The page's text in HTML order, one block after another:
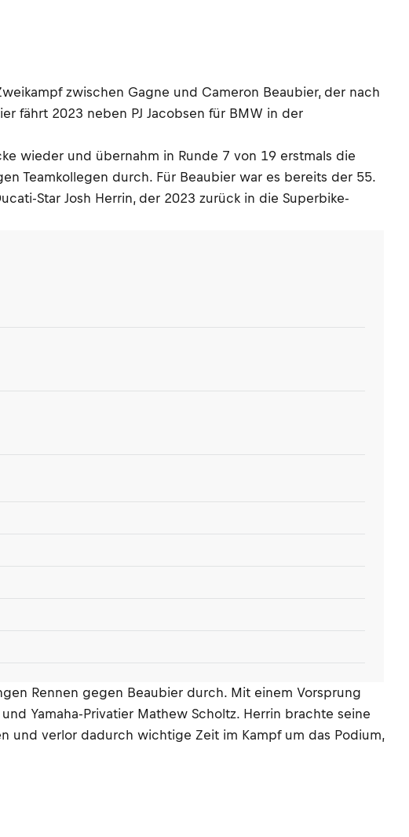
zwischen Gagne und Cameron Beaubier, der nach
fährt 2023 neben PJ Jacobsen für BMW in der
wieder und übernahm in Runde 7 von 19 erstmals die
Teamkollegen durch. Für Beaubier war es bereits der 55.
Star Josh Herrin, der 2023 zurück in die Superbike-
Rennen gegen Beaubier durch. Mit einem Vorsprung
Yamaha-Privatier Mathew Scholtz. Herrin brachte seine
und verlor dadurch wichtige Zeit im Kampf um das Podium,